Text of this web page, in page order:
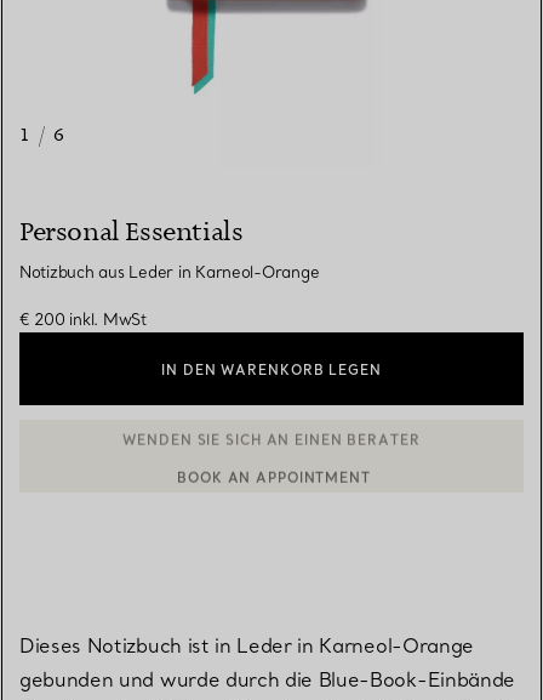
1 / 6
Personal Essentials
Notizbuch aus Leder in Karneol-Orange
€ 200 inkl. MwSt
IN DEN WARENKORB LEGEN
Dieses Notizbuch ist in Leder in Karneol-Orange
gebunden und wurde durch die Blue-Book-Einbände